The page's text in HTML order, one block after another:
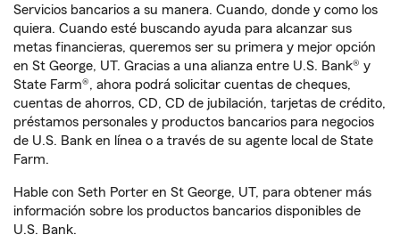
Servicios bancarios a su manera. Cuando, donde y como los
quiera. Cuando esté buscando ayuda para alcanzar sus
metas financieras, queremos ser su primera y mejor opción
en St George, UT. Gracias a una alianza entre U.S. Bank® y
State Farm®, ahora podrá solicitar cuentas de cheques,
cuentas de ahorros, CD, CD de jubilación, tarjetas de crédito,
préstamos personales y productos bancarios para negocios
de U.S. Bank en línea o a través de su agente local de State
Farm.
Hable con Seth Porter en St George, UT, para obtener más
información sobre los productos bancarios disponibles de
U.S. Bank.